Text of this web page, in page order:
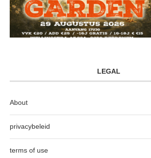
LEGAL
About
privacybeleid
terms of use